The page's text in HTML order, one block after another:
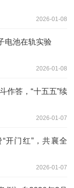
2026-01-08
电池在轨实验
2026-01-08
作答，“十五五”续
2026-01-07
开门红”，共襄全
2026-01-07